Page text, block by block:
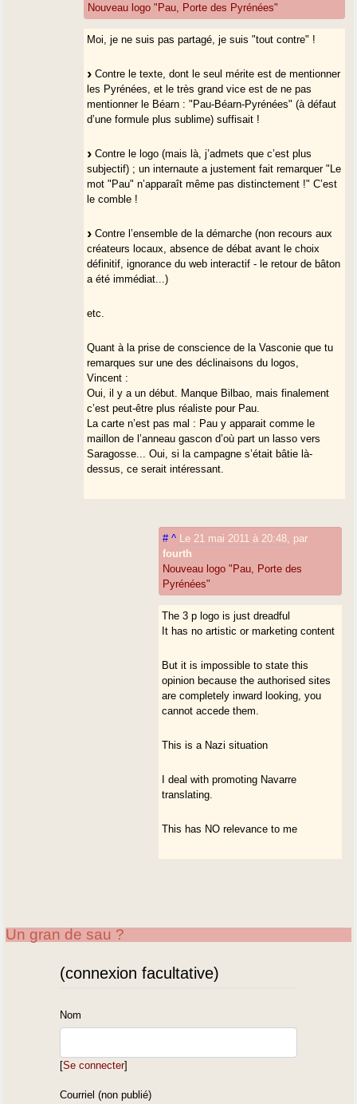
Nouveau logo "Pau, Porte des Pyrénées"
Moi, je ne suis pas partagé, je suis "tout contre" !
Contre le texte, dont le seul mérite est de mentionner
les Pyrénées, et le très grand vice est de ne pas
mentionner le Béarn : "Pau-Béarn-Pyrénées" (à défaut
d’une formule plus sublime) suffisait !
Contre le logo (mais là, j’admets que c’est plus
subjectif) ; un internaute a justement fait remarquer "Le
mot "Pau" n’apparaît même pas distinctement !" C’est
le comble !
Contre l’ensemble de la démarche (non recours aux
créateurs locaux, absence de débat avant le choix
définitif, ignorance du web interactif - le retour de bâton
a été immédiat...)
etc.
Quant à la prise de conscience de la Vasconie que tu
remarques sur une des déclinaisons du logos,
Vincent :
Oui, il y a un début. Manque Bilbao, mais finalement
c’est peut-être plus réaliste pour Pau.
La carte n’est pas mal : Pau y apparait comme le
maillon de l’anneau gascon d’où part un lasso vers
Saragosse... Oui, si la campagne s’était bâtie là-
dessus, ce serait intéressant.
# ^ Le 21 mai 2011 à 20:48 par
fourth
Nouveau logo "Pau, Porte des
Pyrénées"
The 3 p logo is just dreadful
It has no artistic or marketing content
But it is impossible to state this
opinion because the authorised sites
are completely inward looking, you
cannot accede them.
This is a Nazi situation
I deal with promoting Navarre
translating.
This has NO relevance to me
Un gran de sau ?
(connexion facultative)
Nom
[Se connecter]
Courriel (non publié)